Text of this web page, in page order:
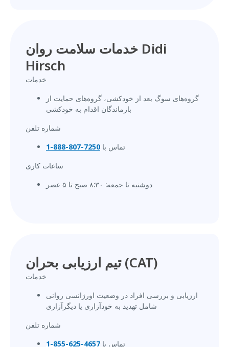
خدمات سلامت روان Didi
Hirsch
خدمات
گروه‌های سوگ بعد از خودکشی، گروه‌های حمایت از
بازماندگان اقدام به خودکشی
شماره تلفن
تماس با 7250-807-888-1
ساعات کاری
دوشنبه تا جمعه: ۸:۳۰ صبح تا ۵ عصر
تیم ارزیابی بحران (CAT)
خدمات
ارزیابی و بررسی افراد در وضعیت اورژانسی روانی
شامل تهدید به خودآزاری یا دیگرآزاری
شماره تلفن
تماس با 4657-625-855-1